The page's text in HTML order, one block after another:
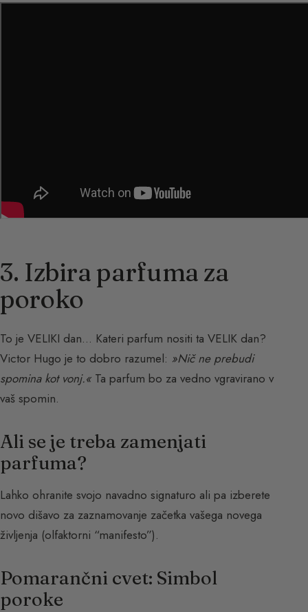
3. Izbira parfuma za
poroko
To je VELIKI dan… Kateri parfum nositi ta VELIK dan?
Victor Hugo je to dobro razumel: »Nič ne prebudi
spomina kot vonj.« Ta parfum bo za vedno vgravirano v
vaš spomin.
Ali se je treba zamenjati
parfuma?
Lahko ohranite svojo navadno signaturo ali pa izberete
novo dišavo za zaznamovanje začetka vašega novega
življenja (olfaktorni “manifesto”).
Pomarančni cvet: Simbol
poroke